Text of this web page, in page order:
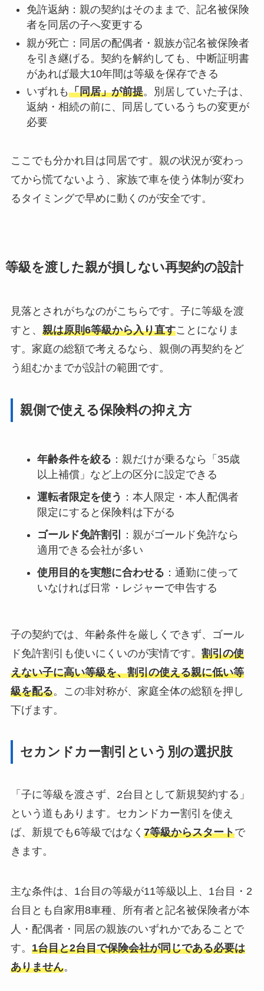
免許返納：親の契約はそのままで、記名被保険
者を同居の子へ変更する
親が死亡：同居の配偶者・親族が記名被保険者
を引き継げる。契約を解約しても、中断証明書
があれば最大10年間は等級を保存できる
いずれも「同居」が前提。別居していた子は、
返納・相続の前に、同居しているうちの変更が
必要
ここでも分かれ目は同居です。親の状況が変わっ
てから慌てないよう、家族で車を使う体制が変わ
るタイミングで早めに動くのが安全です。
等級を渡した親が損しない再契約の設計
見落とされがちなのがこちらです。子に等級を渡
すと、 親は原則6等級から入り直すことになりま
す。家庭の総額で考えるなら、親側の再契約をど
う組むかまでが設計の範囲です。
親側で使える保険料の抑え方
年齢条件を絞る ：親だけが乗るなら「35歳
以上補償」など上の区分に設定できる
運転者限定を使う ：本人限定・本人配偶者
限定にすると保険料は下がる
ゴールド免許割引
：親がゴールド免許なら
適用できる会社が多い
使用目的を実態に合わせる ：通勤に使って
いなければ日常・レジャーで申告する
子の契約では、年齢条件を厳しくできず、ゴール
ド免許割引も使いにくいのが実情です。 割引の使
えない子に高い等級を、割引の使える親に低い等
級を配る。この非対称が、家庭全体の総額を押し
下げます。
セカンドカー割引という別の選択肢
「子に等級を渡さず、2台目として新規契約する」
という道もあります。セカンドカー割引を使え
ば、新規でも6等級ではなく 7等級からスタートで
きます。
主な条件は、1台目の等級が11等級以上、1台目・2
台目とも自家用8車種、所有者と記名被保険者が本
人・配偶者・同居の親族のいずれかであることで
す。 1台目と2台目で保険会社が同じである必要は
ありません。